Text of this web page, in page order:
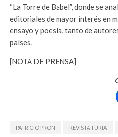
“La Torre de Babel”, donde se
editoriales de mayor interés en
ensayo y poesía, tanto de
países.
[NOTA DE PRENSA]
PATRICIO PRON REVISTA TURIA